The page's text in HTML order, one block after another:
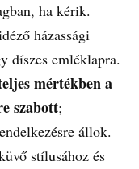
ha kérik.
házassági
díszes emléklapra.
mértékben a
szabott;
állok.
stílusához és